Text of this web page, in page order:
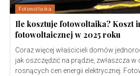
Fotowoltaika
Ile kosztuje fotowoltaika? Koszt
fotowoltaicznej w 2025 roku
Coraz więcej właścicieli domów
jak oszczędzić na prądzie, zwłaszcza w
rosnących cen energii elektrycznej.